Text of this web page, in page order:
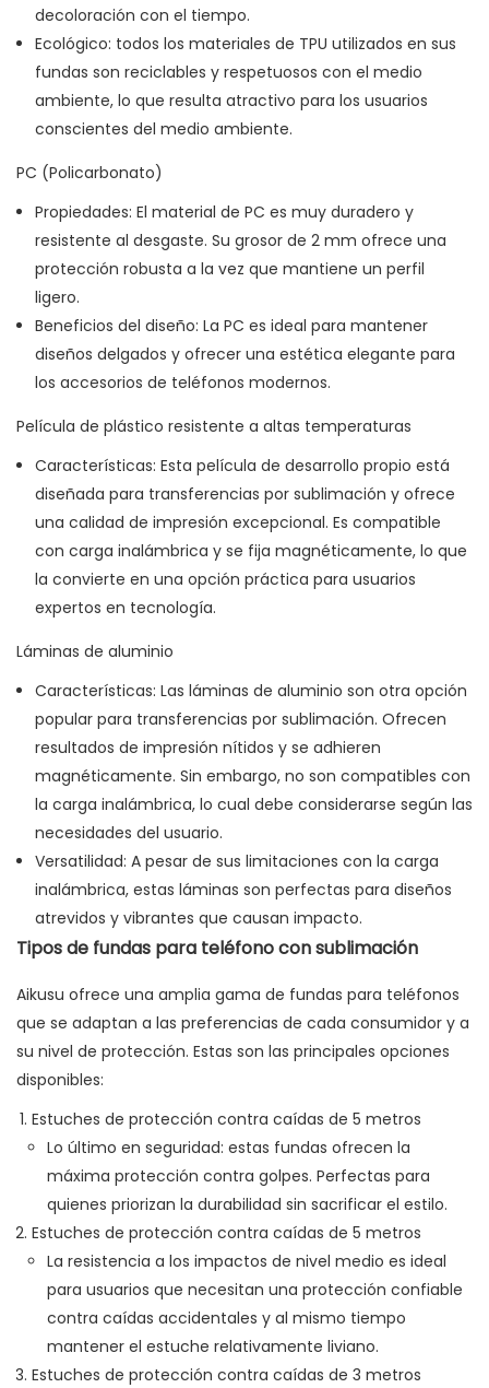
decoloración con el tiempo.
Ecológico: todos los materiales de TPU utilizados en sus
fundas son reciclables y respetuosos con el medio
ambiente, lo que resulta atractivo para los usuarios
conscientes del medio ambiente.
PC (Policarbonato)
Propiedades: El material de PC es muy duradero y
resistente al desgaste. Su grosor de 2 mm ofrece una
protección robusta a la vez que mantiene un perfil
ligero.
Beneficios del diseño: La PC es ideal para mantener
diseños delgados y ofrecer una estética elegante para
los accesorios de teléfonos modernos.
Película de plástico resistente a altas temperaturas
Características: Esta película de desarrollo propio está
diseñada para transferencias por sublimación y ofrece
una calidad de impresión excepcional. Es compatible
con carga inalámbrica y se fija magnéticamente, lo que
la convierte en una opción práctica para usuarios
expertos en tecnología.
Láminas de aluminio
Características: Las láminas de aluminio son otra opción
popular para transferencias por sublimación. Ofrecen
resultados de impresión nítidos y se adhieren
magnéticamente. Sin embargo, no son compatibles con
la carga inalámbrica, lo cual debe considerarse según las
necesidades del usuario.
Versatilidad: A pesar de sus limitaciones con la carga
inalámbrica, estas láminas son perfectas para diseños
atrevidos y vibrantes que causan impacto.
Tipos de fundas para teléfono con sublimación
Aikusu ofrece una amplia gama de fundas para teléfonos
que se adaptan a las preferencias de cada consumidor y a
su nivel de protección. Estas son las principales opciones
disponibles:
Estuches de protección contra caídas de 5 metros
Lo último en seguridad: estas fundas ofrecen la
máxima protección contra golpes. Perfectas para
quienes priorizan la durabilidad sin sacrificar el estilo.
Estuches de protección contra caídas de 5 metros
La resistencia a los impactos de nivel medio es ideal
para usuarios que necesitan una protección confiable
contra caídas accidentales y al mismo tiempo
mantener el estuche relativamente liviano.
Estuches de protección contra caídas de 3 metros